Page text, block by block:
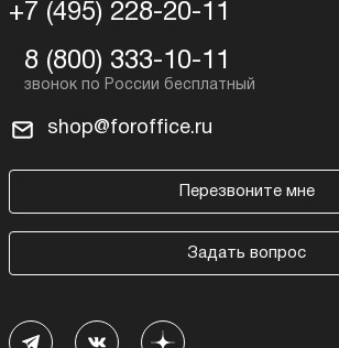
+7 (495) 228-20-11
8 (800) 333-10-11
shop@foroffice.ru
Перезвоните мне
Задать вопрос